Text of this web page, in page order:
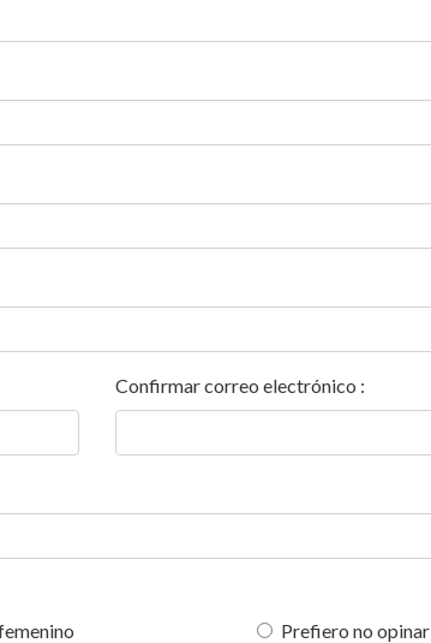
Confirmar correo electrónico :
Prefiero no opinar